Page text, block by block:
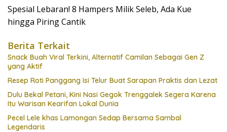
Spesial Lebaran! 8 Hampers Milik Seleb, Ada Kue
hingga Piring Cantik
Berita Terkait
Snack Buah Viral Terkini, Alternatif Camilan Sebagai Gen Z
yang Aktif
Resep Roti Panggang Isi Telur Buat Sarapan Praktis dan Lezat
Dulu Bekal Petani, Kini Nasi Gegok Trenggalek Segera Karena
Itu Warisan Kearifan Lokal Dunia
Pecel Lele khas Lamongan Sedap Bersama Sambal
Legendaris